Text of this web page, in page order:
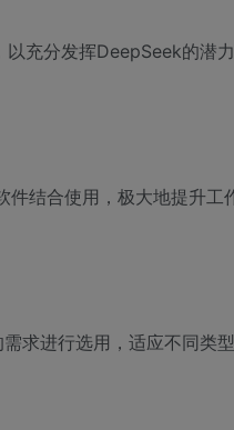
充分发挥DeepSeek的潜
结合使用，极大地提升工
求进行选用，适应不同类型